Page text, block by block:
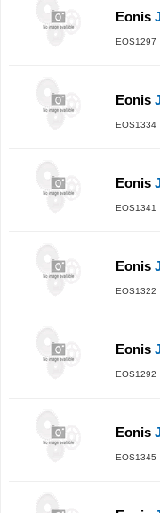
Eonis
Eonis
Eonis
Eonis
Eonis
Eonis